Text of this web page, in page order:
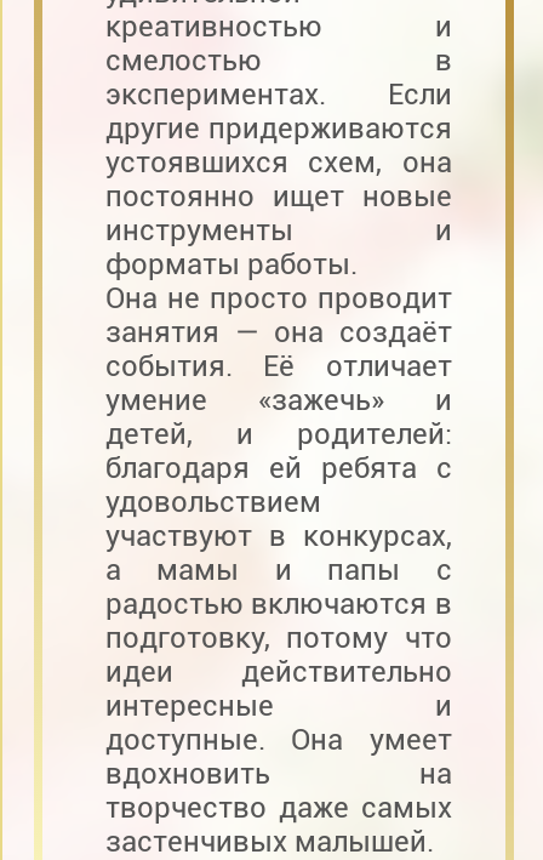
креативностью и
смелостью в
экспериментах. Если
другие придерживаются
устоявшихся схем, она
постоянно ищет новые
инструменты и
форматы работы.
Она не просто проводит
занятия — она создаёт
события. Её отличает
умение «зажечь» и
детей, и родителей:
благодаря ей ребята с
удовольствием
участвуют в конкурсах,
а мамы и папы с
радостью включаются в
подготовку, потому что
идеи действительно
интересные и
доступные. Она умеет
вдохновить на
творчество даже самых
застенчивых малышей.